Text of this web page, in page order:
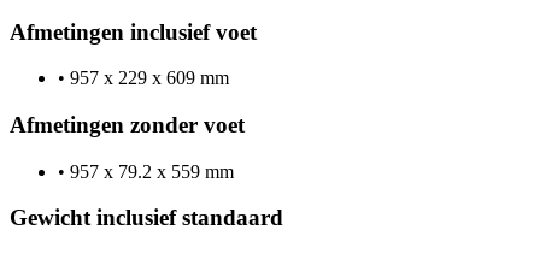
Afmetingen inclusief voet
• 957 x 229 x 609 mm
Afmetingen zonder voet
• 957 x 79.2 x 559 mm
Gewicht inclusief standaard